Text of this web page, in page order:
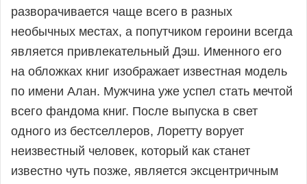
разворачивается чаще всего в разных
необычных местах, а попутчиком героини всегда
является привлекательный Дэш. Именного его
на обложках книг изображает известная модель
по имени Алан. Мужчина уже успел стать мечтой
всего фандома книг. После выпуска в свет
одного из бестселлеров, Лоретту ворует
неизвестный человек, который как станет
известно чуть позже, является эксцентричным